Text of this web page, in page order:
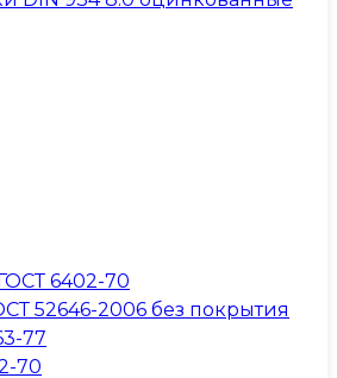
6402-70
52646-2006 без покрытия
77
70